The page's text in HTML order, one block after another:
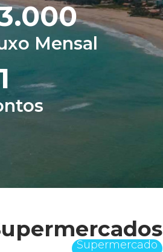
Mensal
Supermercado